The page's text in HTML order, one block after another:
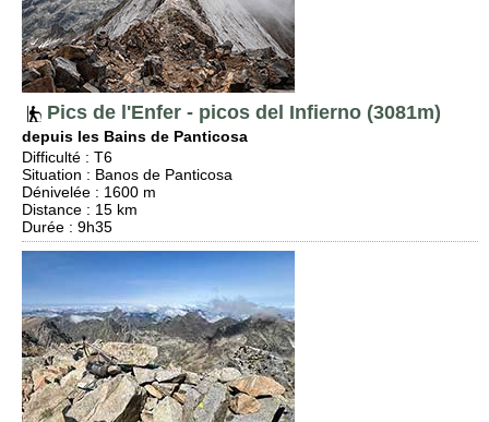
Pics de l'Enfer - picos del Infierno (3081m)
depuis les Bains de Panticosa
Difficulté : T6
Situation : Banos de Panticosa
Dénivelée : 1600 m
Distance : 15 km
Durée : 9h35